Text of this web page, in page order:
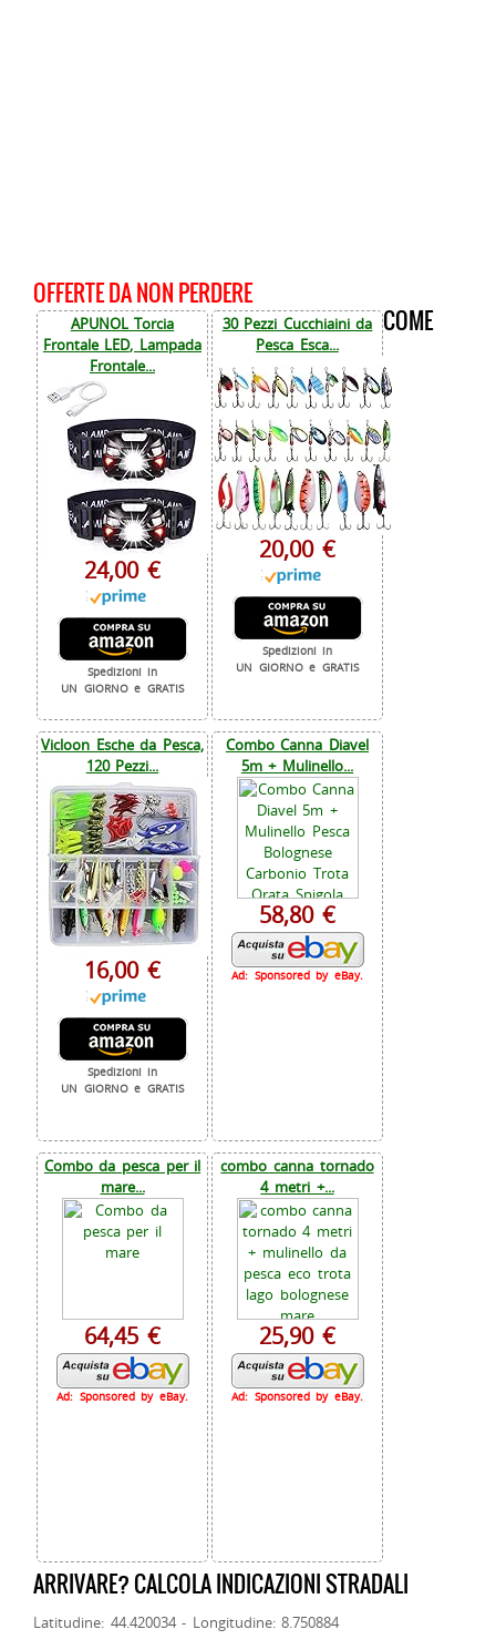
OFFERTE DA NON PERDERE
APUNOL Torcia
Frontale LED, Lampada
Frontale...
24,00 €
Spedizioni in
UN GIORNO e GRATIS
30 Pezzi Cucchiaini da
Pesca Esca...
20,00 €
Spedizioni in
UN GIORNO e GRATIS
Vicloon Esche da Pesca,
120 Pezzi...
16,00 €
Spedizioni in
UN GIORNO e GRATIS
Combo Canna Diavel
5m + Mulinello...
58,80 €
Ad: Sponsored by eBay.
Combo da pesca per il
mare...
64,45 €
Ad: Sponsored by eBay.
combo canna tornado
4 metri +...
25,90 €
Ad: Sponsored by eBay.
COME
ARRIVARE? CALCOLA INDICAZIONI STRADALI
Latitudine: 44.420034 - Longitudine: 8.750884